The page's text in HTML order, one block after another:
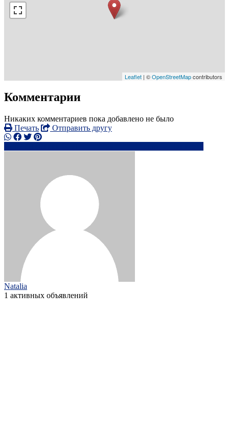
Leaflet | ©OpenStreetMapcontributors
Комментарии
Никаких комментариев пока добавлено не было
Печать
Отправить другу
Natalia
1 активных объявлений